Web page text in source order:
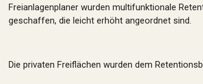
Freianlagenplaner wurden multifunktionale
geschaffen, die leicht erhöht angeordnet sind.
Die privaten Freiflächen wurden dem